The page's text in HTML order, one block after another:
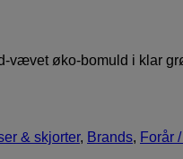
vævet øko-bomuld i klar
& skjorter, Brands, Forår